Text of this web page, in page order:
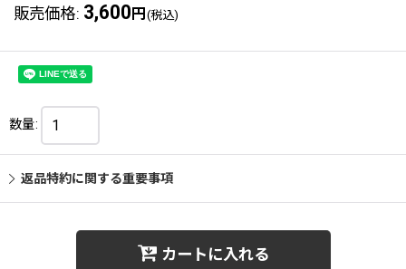
販売価格: 3,600 円 (税込)
数量:
返品特約に関する重要事項
カートに入れる